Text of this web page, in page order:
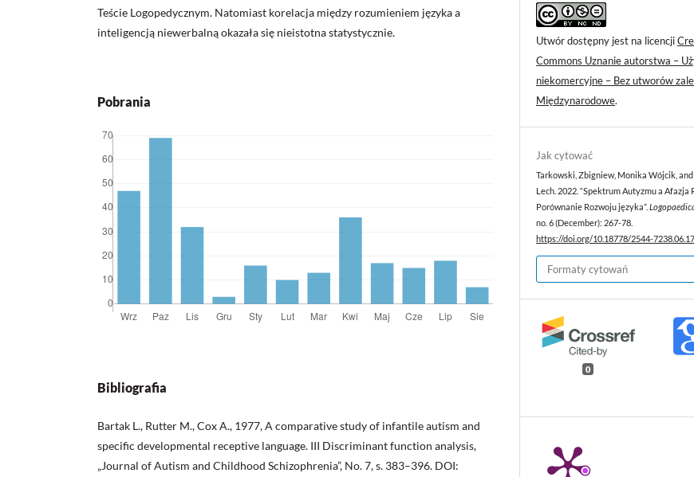
Teście Logopedycznym. Nato­miast korelacja między rozumieniem języka a
inteligencją niewerbalną okazała się nieistot­na statystycznie.
Pobrania
Bibliografia
Bartak L., Rutter M., Cox A., 1977, A comparative study of infantile autism and
specific developmental receptive language. III Discriminant function analysis,
„Journal of Autism and Childhood Schizophrenia”, No. 7, s. 383–396. DOI:
Utwór dostępny jest na licencji
Commons Uznanie autorstwa –
niekomercyjne – Bez utworów
Międzynarodowe.
Jak cytować
Tarkowski, Zbigniew, Monika Wójcik,
Lech. 2022. “Spektrum Autyzmu a Afazja
Porównanie Rozwoju języka”.
no. 6 (December): 267-78.
https://doi.org/10.18778/2544-7238.06.17
Formaty cytowań
0